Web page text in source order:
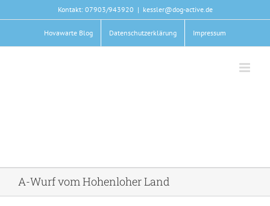
Inhalt
Kontakt: 07903/943920 | kessler@dog-active.de
Hovawarte Blog Datenschutzerklärung Impressum
A-Wurf vom Hohenloher Land